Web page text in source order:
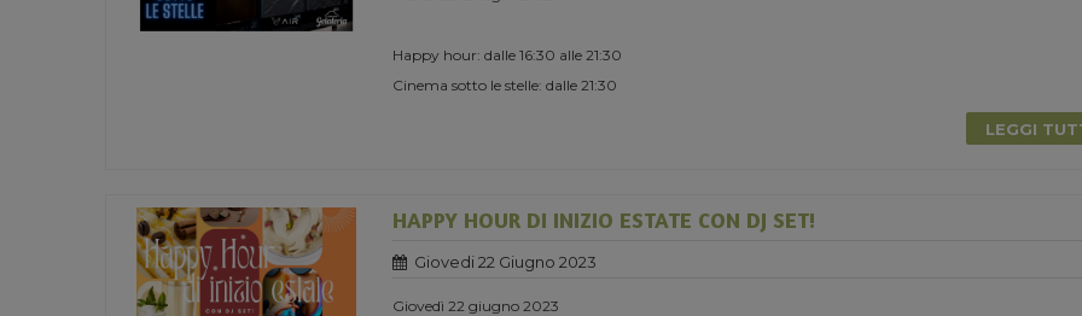
Happy hour: dalle 16:30 alle 21:30
Cinema sotto le stelle: dalle 21:30
LEGGI
HAPPY HOUR DI INIZIO ESTATE CON DJ SET!
Giovedi 22 Giugno 2023
Giovedì 22 giugno 2023